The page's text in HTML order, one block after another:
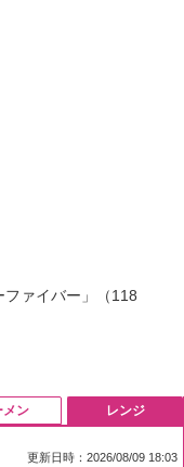
ファイバー」（118
メン レンジ
更新日時：2026/08/09 18:03